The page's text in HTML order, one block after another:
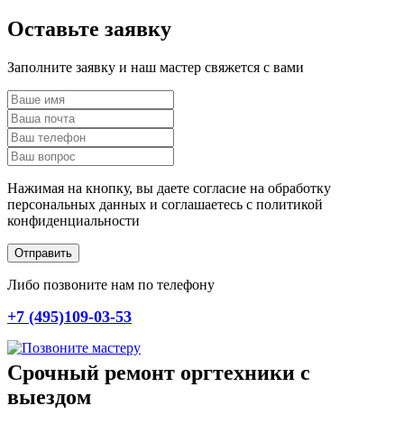
Оставьте заявку
Заполните заявку и наш мастер свяжется с вами
Нажимая на кнопку, вы даете согласие на обработку
персональных данных и соглашаетесь c политикой
конфиденциальности
Отправить
Либо позвоните нам по телефону
+7 (495)109-03-53
Срочный ремонт оргтехники с
выездом